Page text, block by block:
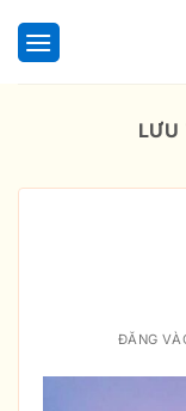
qua
LƯU
ĐĂNG